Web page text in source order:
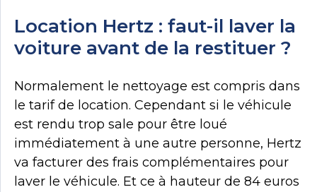
Location Hertz : faut-il laver la
voiture avant de la restituer ?
Normalement le nettoyage est compris dans
le tarif de location. Cependant si le véhicule
est rendu trop sale pour être loué
immédiatement à une autre personne, Hertz
va facturer des frais complémentaires pour
laver le véhicule. Et ce à hauteur de 84 euros